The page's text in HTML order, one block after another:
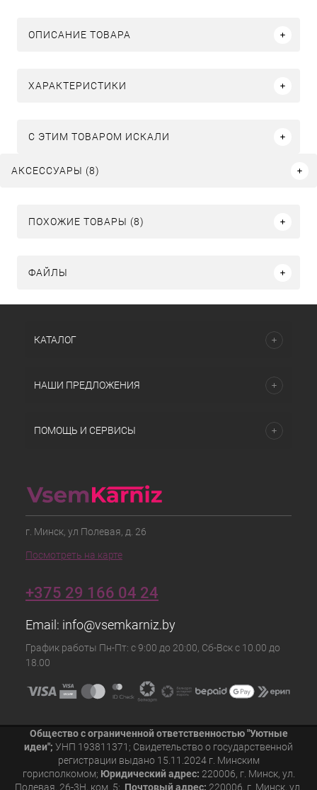
ОПИСАНИЕ ТОВАРА
ХАРАКТЕРИСТИКИ
C ЭТИМ ТОВАРОМ ИСКАЛИ
АКСЕССУАРЫ (8)
ПОХОЖИЕ ТОВАРЫ (8)
ФАЙЛЫ
КАТАЛОГ
НАШИ ПРЕДЛОЖЕНИЯ
ПОМОЩЬ И СЕРВИСЫ
г. Минск, ул Полевая, д. 26
Посмотреть на карте
+375 29 166 04 24
Email: info@vsemkarniz.by
График работы Пн-Пт: с 9:00 до 20:00, Сб-Вск с 10.00 до
18.00
Общество с ограниченной ответственностью "Уютные
идеи"; УНП 193811371; Свидетельство о государственной
регистрации выдано 15.11.2024 г. Минским
горисполкомом; Юридический адрес: 220006, г. Минск, ул.
Полевая, 26-3Н, ком. 5; Почтовый адрес: 220006, г. Минск, ул.